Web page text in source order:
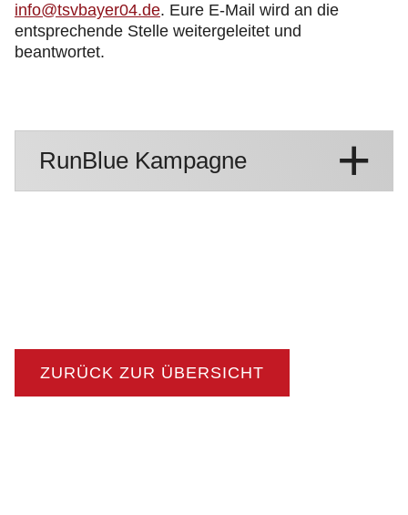
info@tsvbayer04.de. Eure E-Mail wird an die
entsprechende Stelle weitergeleitet und
beantwortet.
RunBlue Kampagne
ZURÜCK ZUR ÜBERSICHT